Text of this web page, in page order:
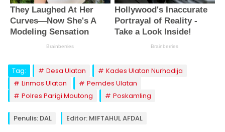
Tag: Desa Ulatan
Kades Ulatan Nurhadija
Linmas Ulatan
Pemdes Ulatan
Polres Parigi Moutong
Poskamling
Penulis: DAL Editor: MIFTAHUL AFDAL